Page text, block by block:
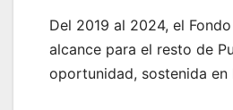
Del 2019 al 2024, el
alcance para el resto de
oportunidad, sostenida en